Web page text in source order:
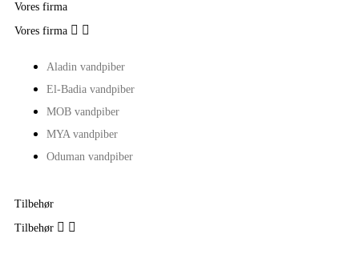
Vores firma
Vores firma  
Aladin vandpiber
El-Badia vandpiber
MOB vandpiber
MYA vandpiber
Oduman vandpiber
Tilbehør
Tilbehør  